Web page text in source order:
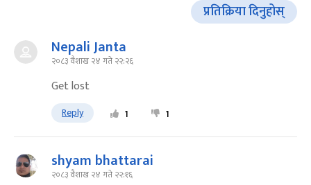
प्रतिक्रिया दिनुहोस्
Nepali Janta
२०८३ वैशाख २४ गते २२:२६
Get lost
Reply 1 1
shyam bhattarai
२०८३ वैशाख २४ गते २२:१६